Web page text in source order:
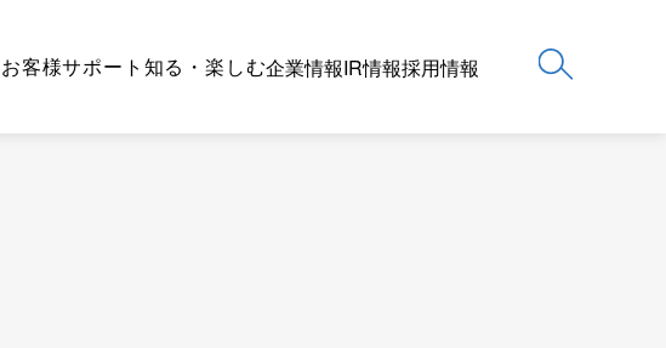
お客様サポート 知る・楽しむ企業情報IR情報採用情報